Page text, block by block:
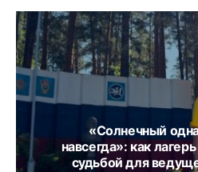
«Солнечный
навсегда»: как
судьбой для